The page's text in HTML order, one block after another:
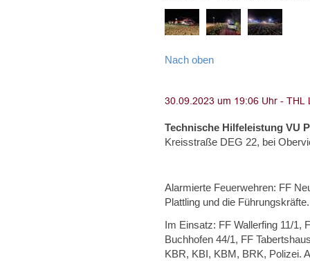
Nach oben
Technische Hilfeleistung VU
Kreisstraße DEG 22, bei
Alarmierte Feuerwehren: FF
Plattling und die Führungskräfte.
Im Einsatz: FF Wallerfing 11/1,
Buchhofen 44/1, FF
KBR, KBI, KBM, BRK, Polizei.